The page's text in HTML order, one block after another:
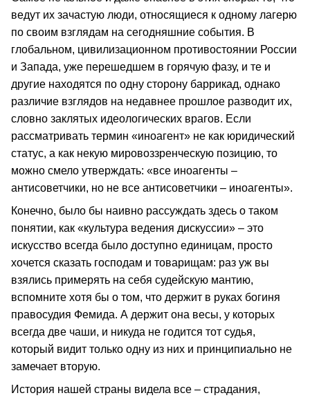
ведут их зачастую люди, относящиеся к одному лагерю
по своим взглядам на сегодняшние события. В
глобальном, цивилизационном противостоянии России
и Запада, уже перешедшем в горячую фазу, и те и
другие находятся по одну сторону баррикад, однако
различие взглядов на недавнее прошлое разводит их,
словно заклятых идеологических врагов. Если
рассматривать термин «иноагент» не как юридический
статус, а как некую мировоззренческую позицию, то
можно смело утверждать: «все иноагенты –
антисоветчики, но не все антисоветчики – иноагенты».
Конечно, было бы наивно рассуждать здесь о таком
понятии, как «культура ведения дискуссии» – это
искусство всегда было доступно единицам, просто
хочется сказать господам и товарищам: раз уж вы
взялись примерять на себя судейскую мантию,
вспомните хотя бы о том, что держит в руках богиня
правосудия Фемида. А держит она весы, у которых
всегда две чаши, и никуда не годится тот судья,
который видит только одну из них и принципиально не
замечает вторую.
История нашей страны видела все – страдания,